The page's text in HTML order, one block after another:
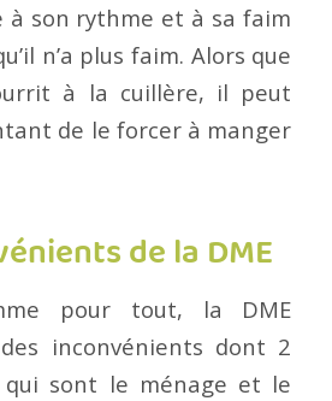
à son rythme et à sa faim
n’a plus faim. Alors que
à la cuillère, il peut
de le forcer à manger
de la DME
pour tout, la DME
inconvénients dont 2
sont le ménage et le